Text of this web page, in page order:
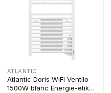
ATLANTIC
Atlantic Doris WiFi Ventilo
1500W blanc Energie-etiket